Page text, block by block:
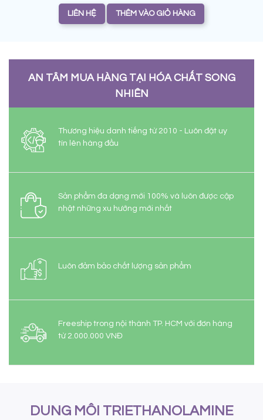
LIÊN HỆ THÊM VÀO GIỎ HÀNG
AN TÂM MUA HÀNG TẠI HÓA CHẤT SONG
NHIÊN
Thương hiệu danh tiếng từ 2010 - Luôn đặt uy
tín lên hàng đầu
Sản phẩm đa dạng mới 100% và luôn được cập
nhật những xu hướng mới nhất
Luôn đảm bảo chất lượng sản phẩm
Freeship trong nội thành TP. HCM với đơn hàng
từ 2.000.000 VNĐ
DUNG MÔI TRIETHANOLAMINE